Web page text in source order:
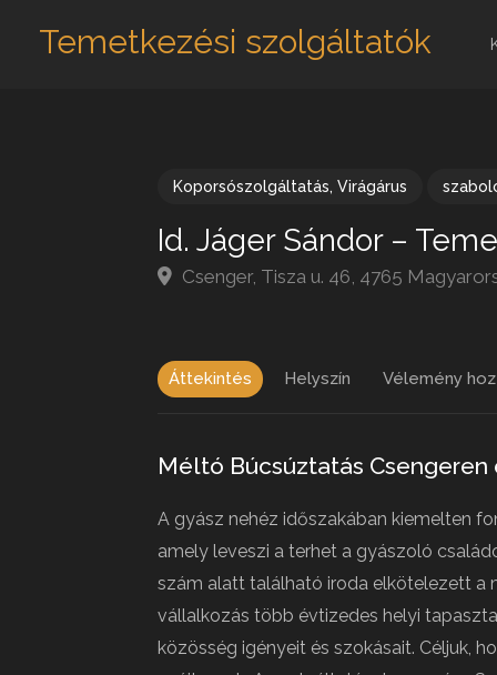
Temetkezési szolgáltatók
Koporsószolgáltatás, Virágárus
Id. Jáger Sándor –
Csenger, Tisza u. 46, 4765
Áttekintés Helyszín Vélemény
Méltó Búcsúztatás Csengeren
A gyász nehéz időszakában kiemelten
amely leveszi a terhet a gyászoló
szám alatt található iroda elkötelezett a
vállalkozás több évtizedes helyi
közösség igényeit és szokásait. Céljuk,